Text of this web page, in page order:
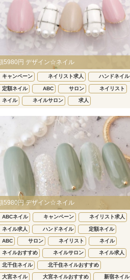
5980円 デザイン☆ネイル
キャンペーン ネイリスト求人 ハンドネイル
定額ネイル ABC サロン ネイリスト
ネイル ネイルサロン 求人
5980円 デザイン☆ネイル
ABCネイル キャンペーン ネイリスト求人
ネイル求人 ハンドネイル 定額ネイル
ABC サロン ネイリスト ネイル
ネイルおすすめ ネイルサロン ネイル求人
北千住ネイル 北千住ネイルおすすめ
大宮ネイル 大宮ネイルおすすめ 新宿ネイル